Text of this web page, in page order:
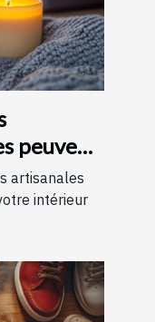
peuvent
artisanales
intérieur